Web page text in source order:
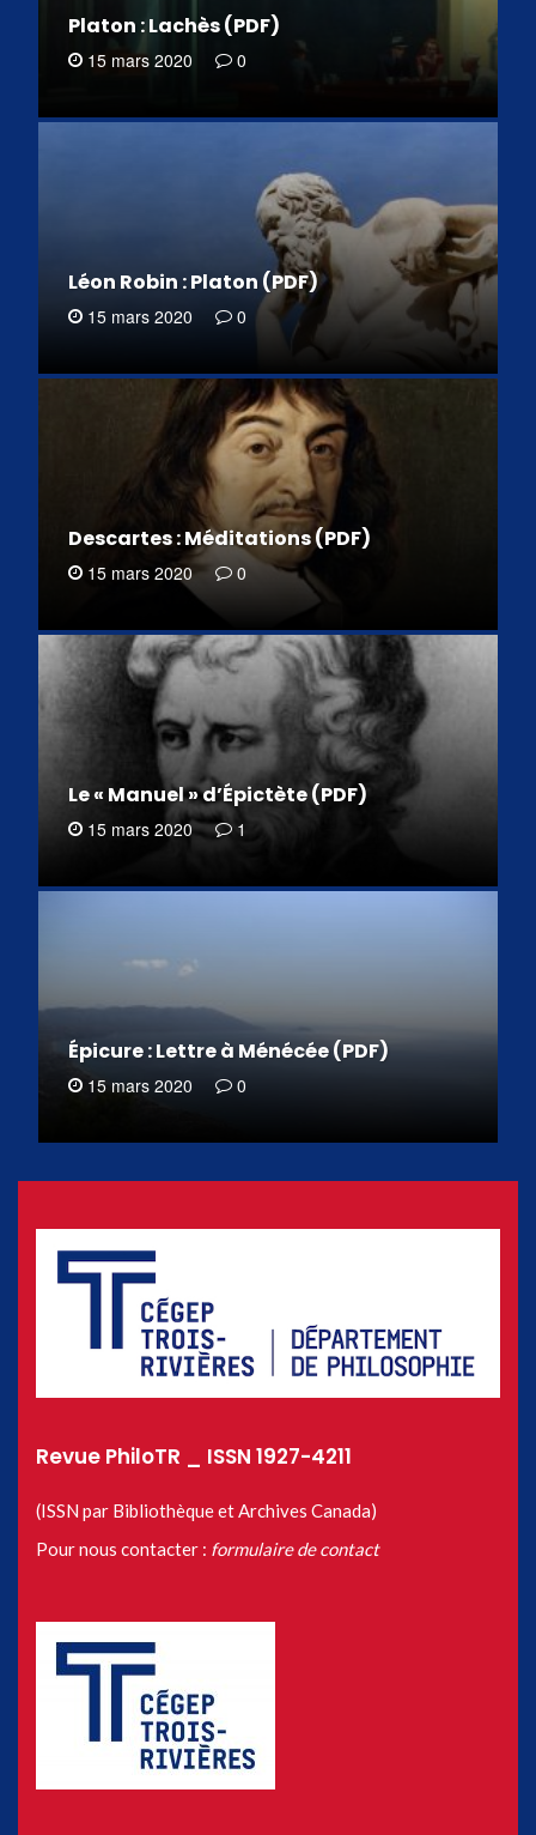
Platon : Lachès (PDF)
15 mars 2020 0
Léon Robin : Platon (PDF)
15 mars 2020 0
Descartes : Méditations (PDF)
15 mars 2020 0
Le « Manuel » d’Épictète (PDF)
15 mars 2020 1
Épicure : Lettre à Ménécée (PDF)
15 mars 2020 0
Revue PhiloTR _ ISSN 1927-4211
(ISSN par Bibliothèque et Archives Canada)
Pour nous contacter : formulaire de contact